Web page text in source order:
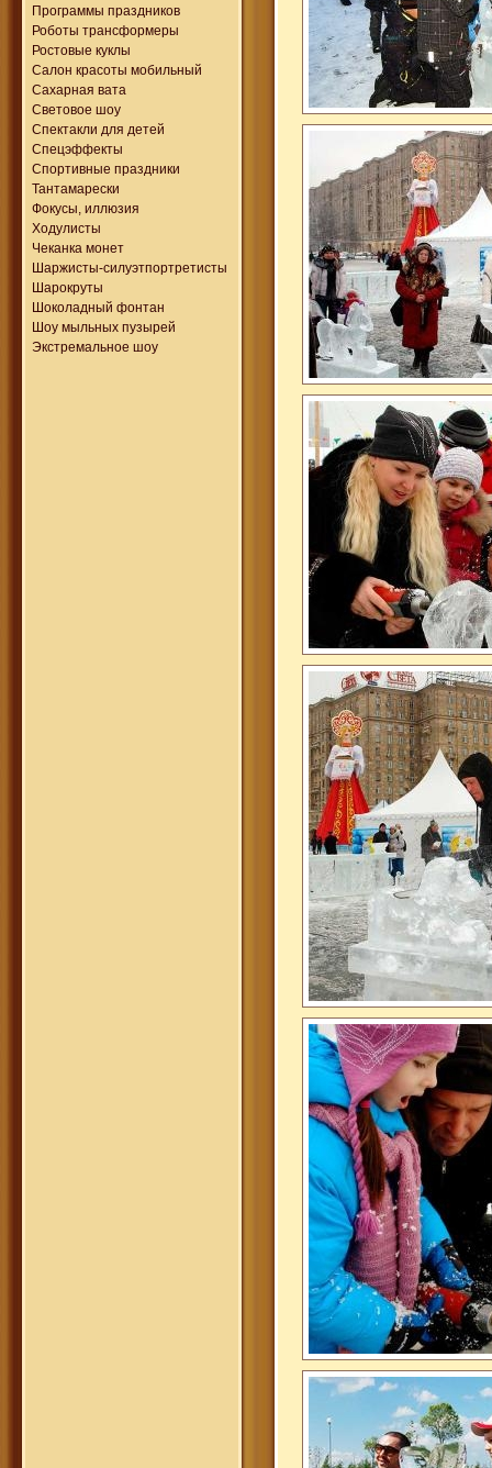
Программы праздников
Роботы трансформеры
Ростовые куклы
Салон красоты мобильный
Сахарная вата
Световое шоу
Спектакли для детей
Спецэффекты
Спортивные праздники
Тантамарески
Фокусы, иллюзия
Ходулисты
Чеканка монет
Шаржисты-силуэтпортретисты
Шарокруты
Шоколадный фонтан
Шоу мыльных пузырей
Экстремальное шоу